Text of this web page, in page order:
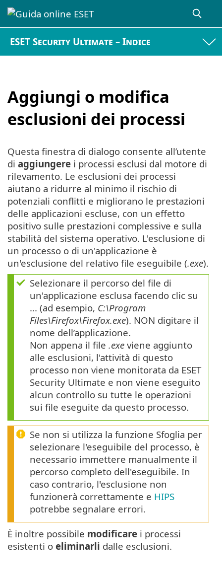
ESET Security Ultimate – Indice
Aggiungi o modifica
esclusioni dei processi
Questa finestra di dialogo consente all’utente
di aggiungere i processi esclusi dal motore di
rilevamento. Le esclusioni dei processi
aiutano a ridurre al minimo il rischio di
potenziali conflitti e migliorano le prestazioni
delle applicazioni escluse, con un effetto
positivo sulle prestazioni complessive e sulla
stabilità del sistema operativo. L'esclusione di
un processo o di un'applicazione è
un'esclusione del relativo file eseguibile (.exe).
Selezionare il percorso del file di
un'applicazione esclusa facendo clic su
... (ad esempio, C:\Program
Files\Firefox\Firefox.exe). NON digitare il
nome dell’applicazione.
Non appena il file .exe viene aggiunto
alle esclusioni, l'attività di questo
processo non viene monitorata da ESET
Security Ultimate e non viene eseguito
alcun controllo su tutte le operazioni
sui file eseguite da questo processo.
Se non si utilizza la funzione Sfoglia per
selezionare l'eseguibile del processo, è
necessario immettere manualmente il
percorso completo dell'eseguibile. In
caso contrario, l'esclusione non
funzionerà correttamente e HIPS
potrebbe segnalare errori.
È inoltre possibile modificare i processi
esistenti o eliminarli dalle esclusioni.